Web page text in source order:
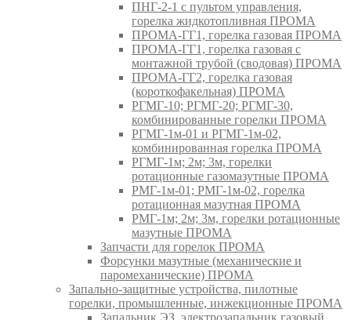
ПНГ-2-1 с пультом управления,
горелка жидкотопливная ПРОМА
ПРОМА-ГГ1, горелка газовая ПРОМА
ПРОМА-ГГ1, горелка газовая с
монтажной трубой (сводовая) ПРОМА
ПРОМА-ГГ2, горелка газовая
(короткофакельная) ПРОМА
РГМГ-10; РГМГ-20; РГМГ-30,
комбинированные горелки ПРОМА
РГМГ-1м-01 и РГМГ-1м-02,
комбинированная горелка ПРОМА
РГМГ-1м; 2м; 3м, горелки
ротационные газомазутные ПРОМА
РМГ-1м-01; РМГ-1м-02, горелка
ротационная мазутная ПРОМА
РМГ-1м; 2м; 3м, горелки ротационные
мазутные ПРОМА
Запчасти для горелок ПРОМА
Форсунки мазутные (механические и
паромеханические) ПРОМА
Запально-защитные устройства, пилотные
горелки, промышленные, инжекционные ПРОМА